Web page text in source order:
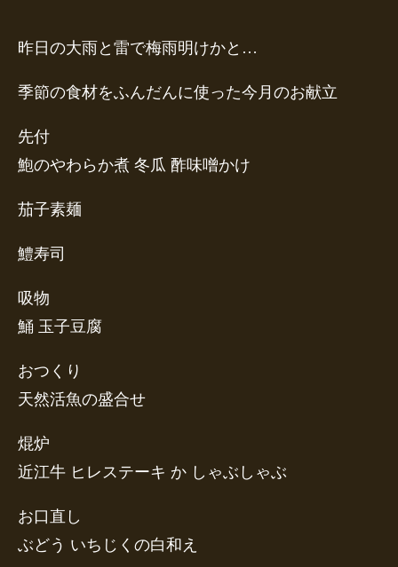
昨日の大雨と雷で梅雨明けかと…
季節の食材をふんだんに使った今月のお献立
先付
鮑のやわらか煮 冬瓜 酢味噌かけ
茄子素麺
鱧寿司
吸物
鯒 玉子豆腐
おつくり
天然活魚の盛合せ
焜炉
近江牛 ヒレステーキ か しゃぶしゃぶ
お口直し
ぶどう いちじくの白和え